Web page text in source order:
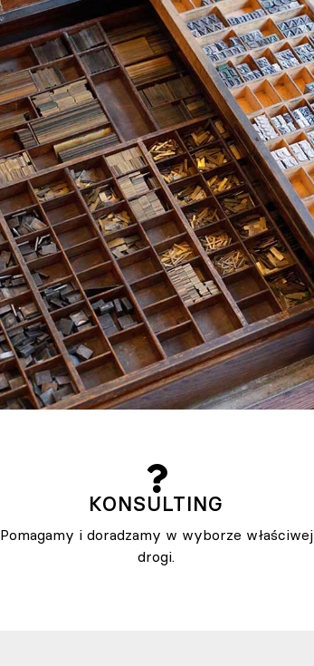
KONSULTING
Pomagamy i doradzamy w wyborze właściwej
drogi.